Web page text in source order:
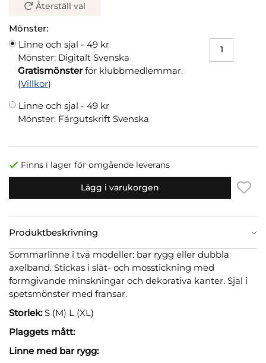
Återställ val
Mönster:
Linne och sjal - 49 kr
Mönster: Digitalt Svenska
Gratismönsterför klubbmedlemmar.
(Villkor)
Linne och sjal - 49 kr
Mönster: Färgutskrift Svenska
Finns i lager för omgående leverans
Lägg i varukorgen
Produktbeskrivning
Sommarlinne i två modeller: bar rygg eller dubbla
axelband. Stickas i slät- och mosstickning med
formgivande minskningar och dekorativa kanter. Sjal i
spetsmönster med fransar.
Storlek:S (M) L (XL)
Plaggets mått:
Linne med bar rygg: